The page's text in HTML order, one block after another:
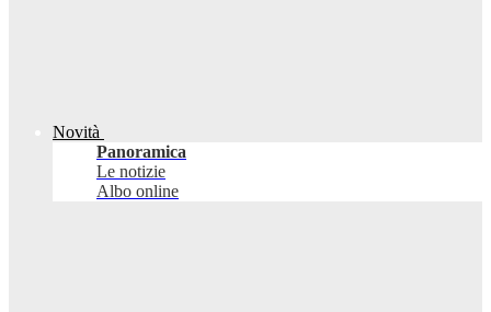
Novità
Panoramica
Le notizie
Albo online